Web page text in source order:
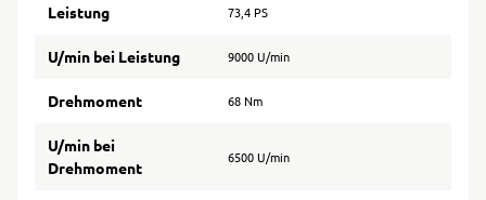
Leistung 73,4 PS
U/min bei Leistung 9000 U/min
Drehmoment 68 Nm
U/min bei
Drehmoment
6500 U/min